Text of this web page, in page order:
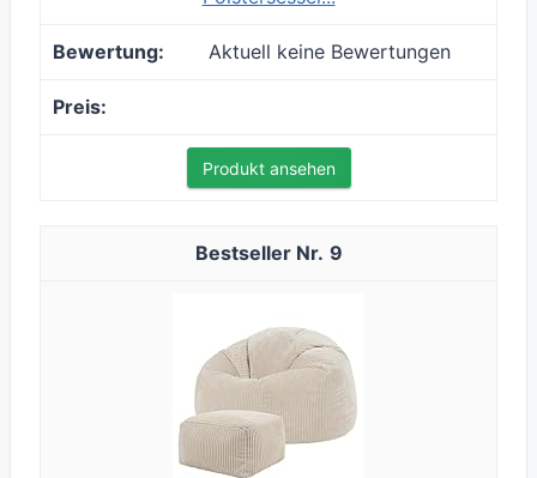
Aktuell keine Bewertungen
Produkt ansehen
9